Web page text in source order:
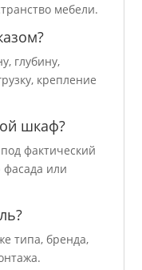
мебели.
глубину,
крепление
шкаф?
фактический
фасада или
типа, бренда,